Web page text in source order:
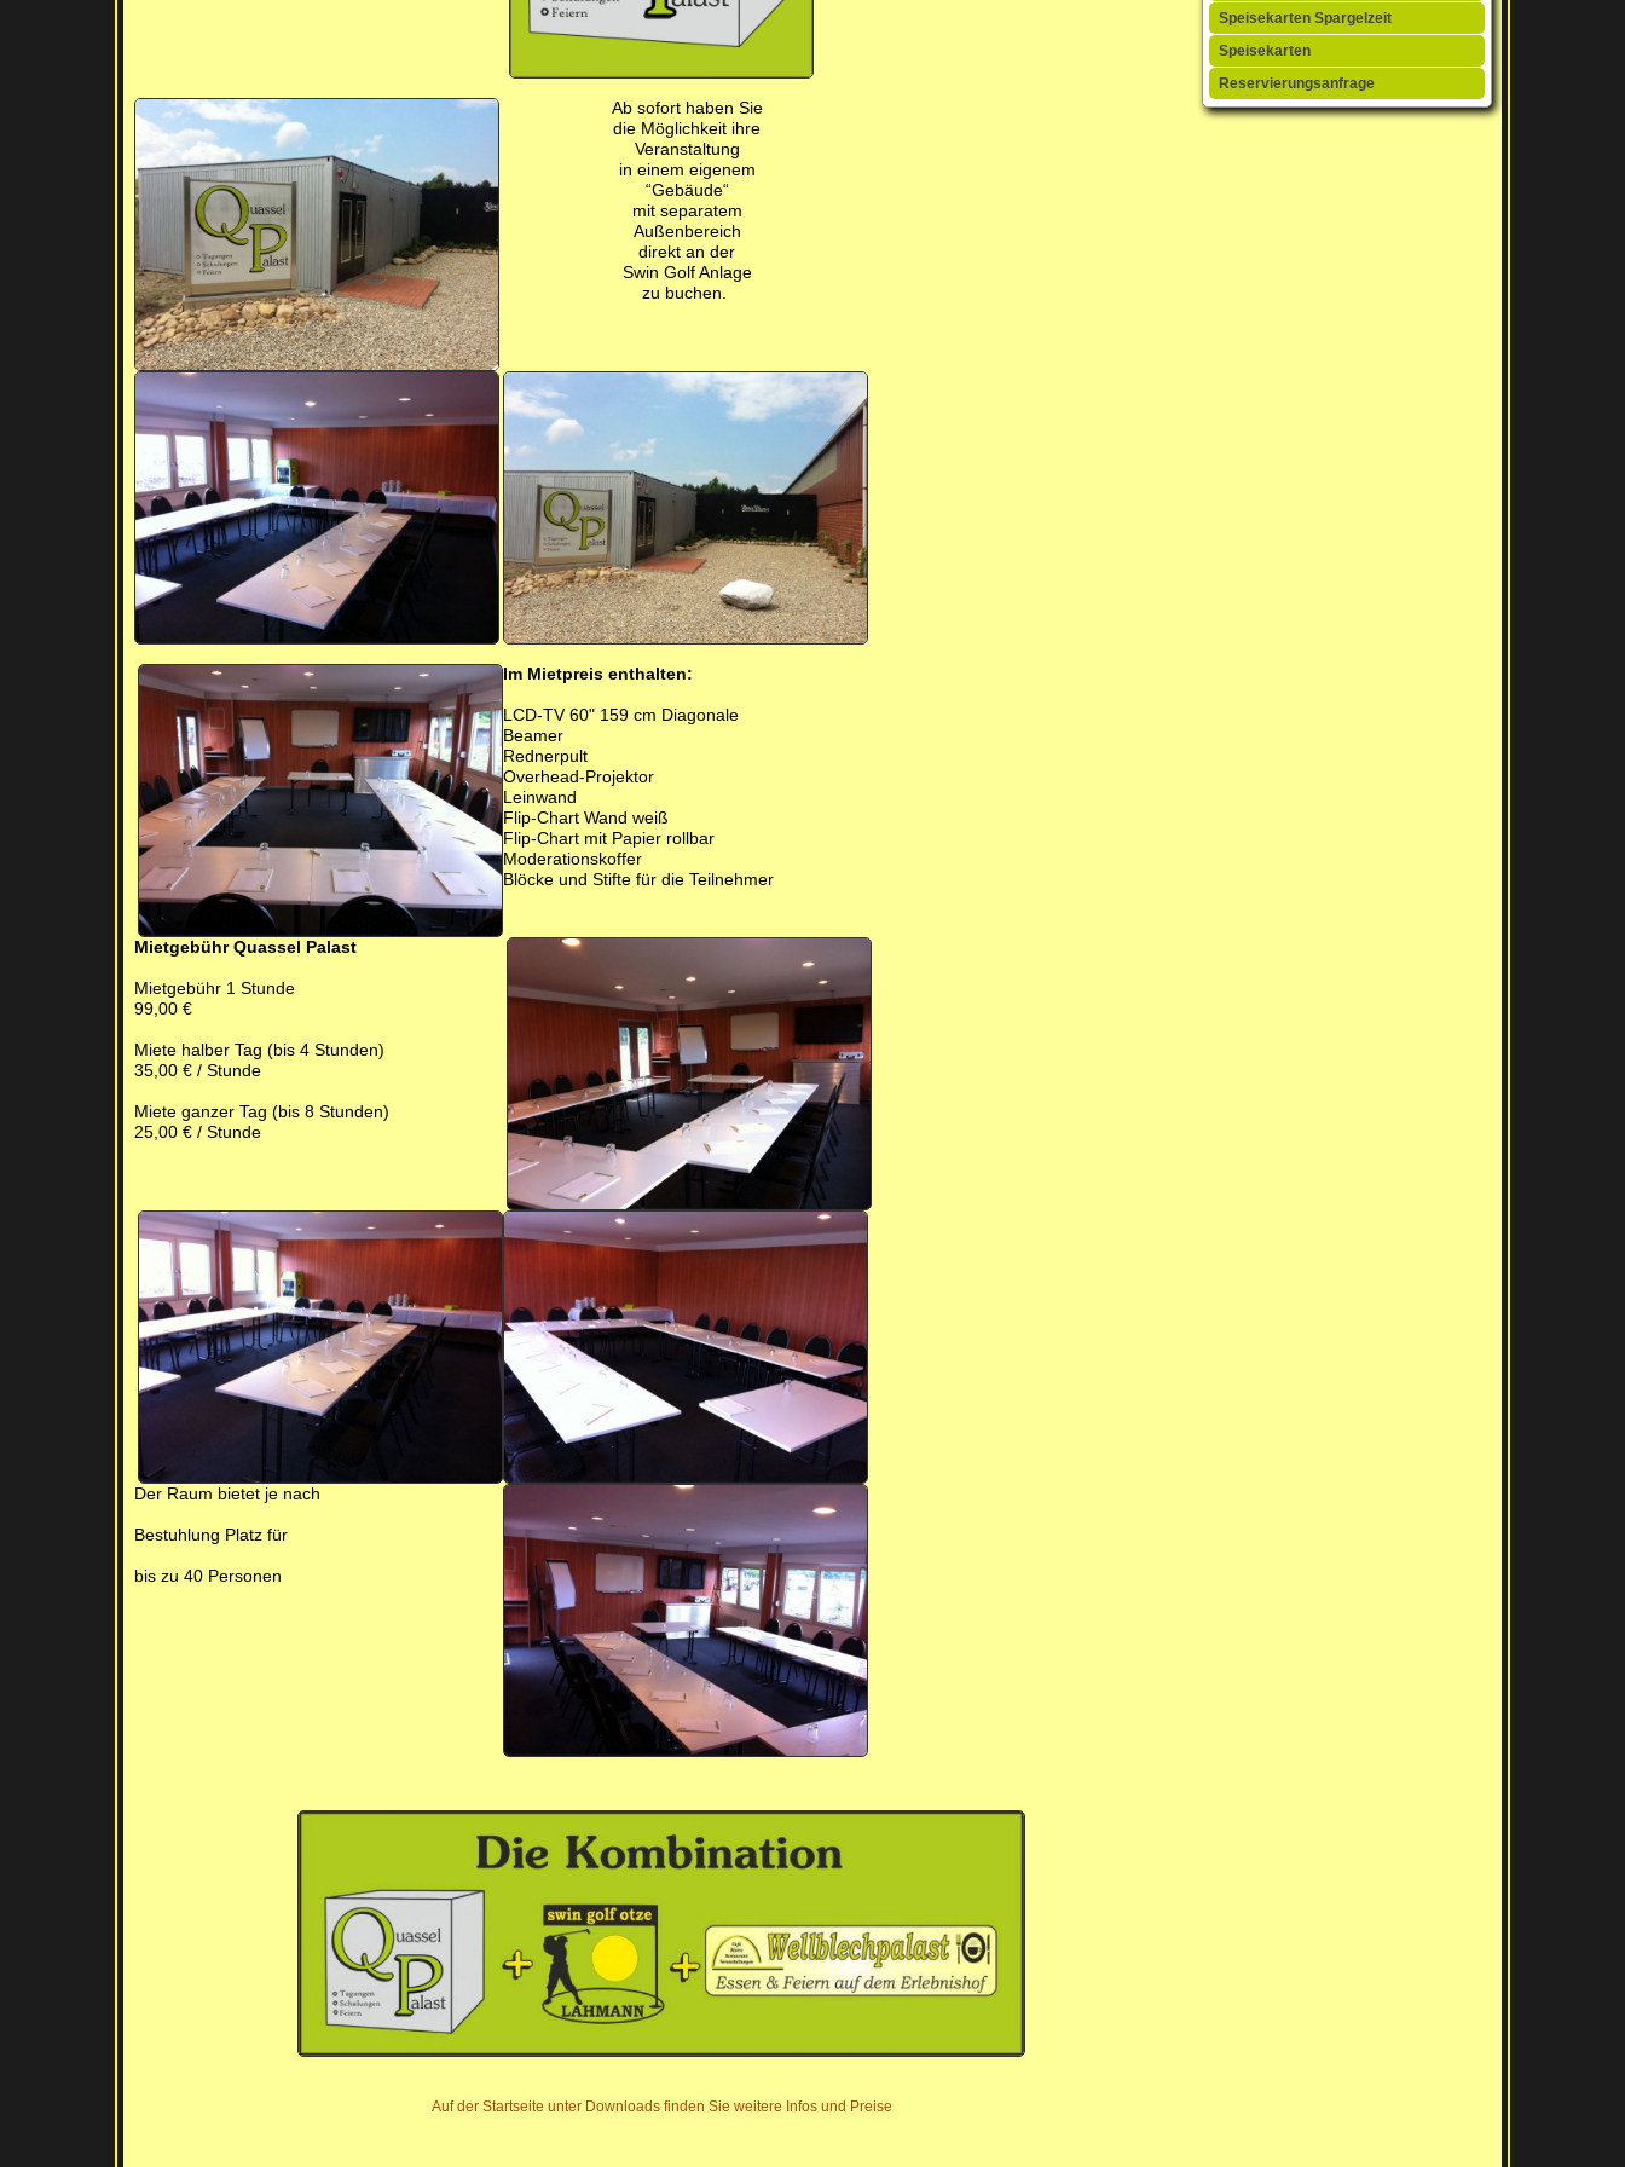
Ab sofort haben Sie
die Möglichkeit ihre
Veranstaltung
in einem eigenem
“Gebäude“
mit separatem
Außenbereich
direkt an der
Swin Golf Anlage
zu buchen.
Im Mietpreis enthalten:
LCD-TV 60" 159 cm Diagonale
Beamer
Rednerpult
Overhead-Projektor
Leinwand
Flip-Chart Wand weiß
Flip-Chart mit Papier rollbar
Moderationskoffer
Blöcke und Stifte für die Teilnehmer
Mietgebühr Quassel Palast
Mietgebühr 1 Stunde
99,00 €
Miete halber Tag (bis 4 Stunden)
35,00 € / Stunde
Miete ganzer Tag (bis 8 Stunden)
25,00 € / Stunde
Der Raum bietet je nach
Bestuhlung Platz für
bis zu 40 Personen
Auf der Startseite unter Downloads finden Sie weitere Infos und Preise
Speisekarten Spargelzeit
Speisekarten
Reservierungsanfrage